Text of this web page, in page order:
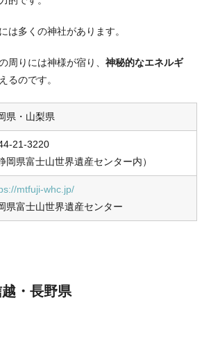
は多くの神社があります。
周りには神様が宿り、 神秘的なエネルギ
るのです。
県・山梨県
21-3220
岡県富士山世界遺産センター内）
mtfuji-whc.jp/
県富士山世界遺産センター
・長野県